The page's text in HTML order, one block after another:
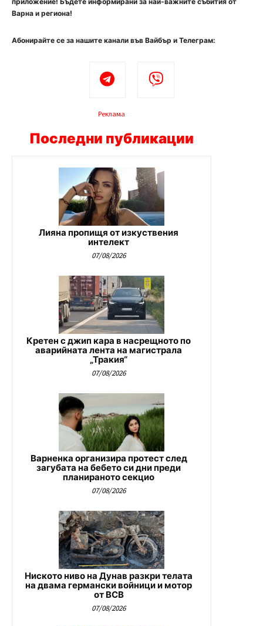
Варна и региона!
Абонирайте се за нашите канали във Вайбър и Телеграм:
Реклама
Последни публикации
Лияна пропищя от изкуствения
интелект
07/08/2026
Кретен с джип кара в насрещното по
аварийната лента на магистрала
„Тракия“
07/08/2026
Варненка организира протест след
загубата на бебето си дни преди
планираното секцио
07/08/2026
Ниското ниво на Дунав разкри телата
на двама германски войници и мотор
от ВСВ
07/08/2026